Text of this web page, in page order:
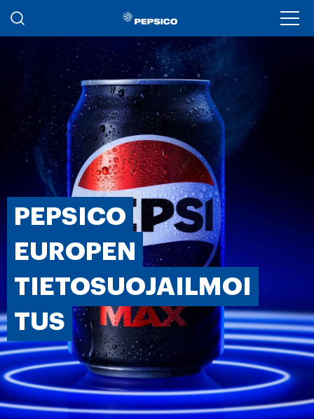
Hyppää pääsisältöön
PEPSICO
EUROPEN
TIETOSUOJAILMOI
TUS